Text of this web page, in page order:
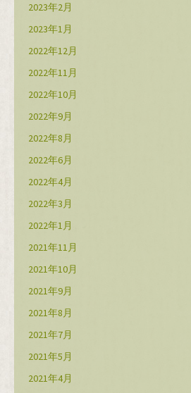
2023年2月
2023年1月
2022年12月
2022年11月
2022年10月
2022年9月
2022年8月
2022年6月
2022年4月
2022年3月
2022年1月
2021年11月
2021年10月
2021年9月
2021年8月
2021年7月
2021年5月
2021年4月